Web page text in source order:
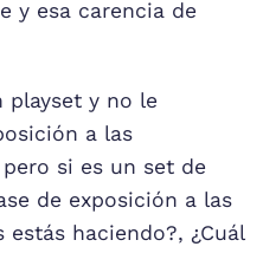
y esa carencia de
playset y no le
a las
si es un set de
de exposición a las
estás haciendo?, ¿Cuál